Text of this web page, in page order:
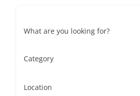
What are you looking for?
Category
Location